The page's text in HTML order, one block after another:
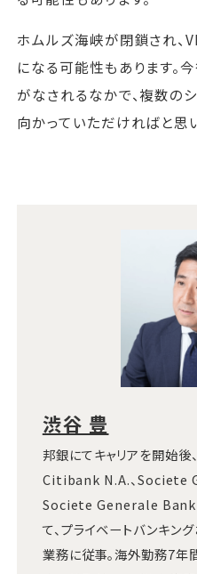
ホムルズ海峡が閉鎖され、
になる可能性もあります。
がなされるなかで、複数の
向かっていただければと思
渋谷 豊
邦銀にてキャリアを開始後
Citibank N.A.、Societe
Societe Generale
て、プライベートバンキン
業務に従事。海外勤務7年